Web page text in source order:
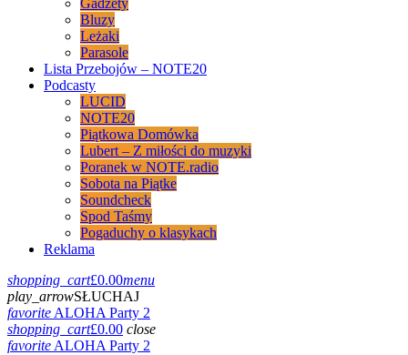
Gadżety
Bluzy
Leżaki
Parasole
Lista Przebojów – NOTE20
Podcasty
LUCID
NOTE20
Piątkowa Domówka
Lubert – Z miłości do muzyki
Poranek w NOTE.radio
Sobota na Piątke
Soundcheck
Spod Taśmy
Pogaduchy o klasykach
Reklama
shopping_cart£0.00menu
play_arrowSŁUCHAJ
favoriteALOHA Party 2
shopping_cart£0.00 close
favoriteALOHA Party 2